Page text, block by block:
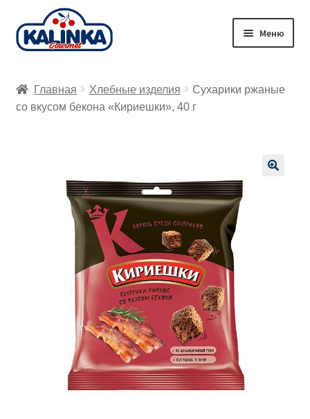
Перейти
к
Перейти
к
Меню
Заказ онлайн
Главная Хлебные изделия
Сухарики ржаные
со вкусом бекона «Кириешки», 40 г